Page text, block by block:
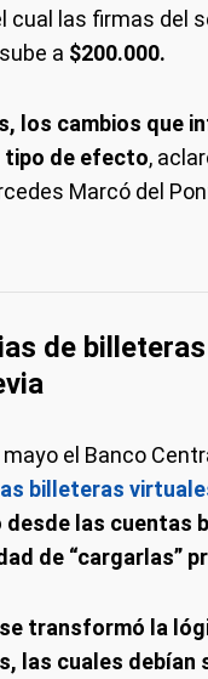
cual las firmas del
a $200.000.
los cambios que
tipo de efecto,
Marcó del
de
el Banco
las billeteras
las cuentas
de “cargarlas”
se transformó la
las cuales debían